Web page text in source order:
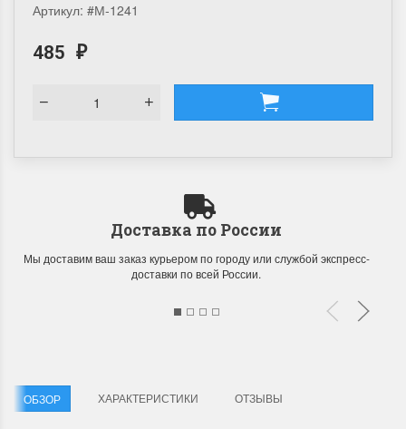
Артикул: #М-1241
485 ₽
Доставка по России
Мы доставим ваш заказ курьером по городу или службой экспресс-
доставки по всей России.
ОБЗОР ХАРАКТЕРИСТИКИ ОТЗЫВЫ